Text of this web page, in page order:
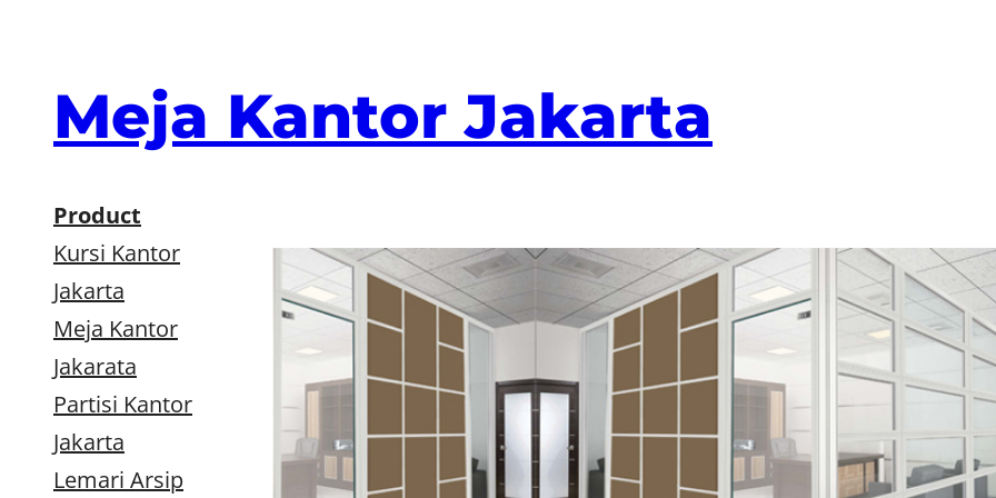
Meja Kantor Jakarta
Product
Kursi Kantor
Jakarta
Meja Kantor
Jakarata
Partisi Kantor
Jakarta
Lemari Arsip